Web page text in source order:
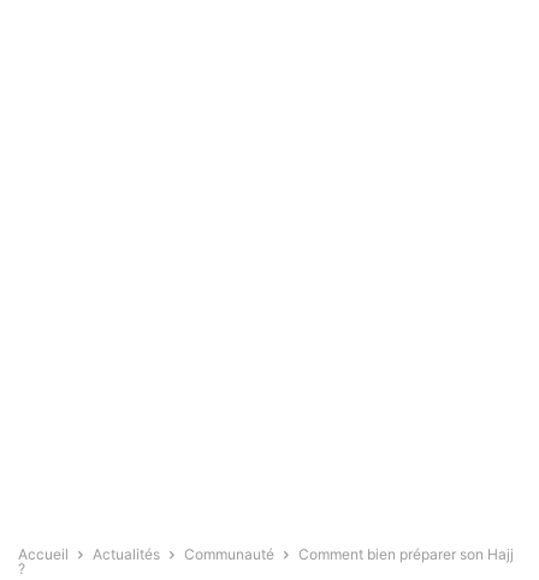
Accueil Actualités Communauté
Comment bien préparer son Hajj
?